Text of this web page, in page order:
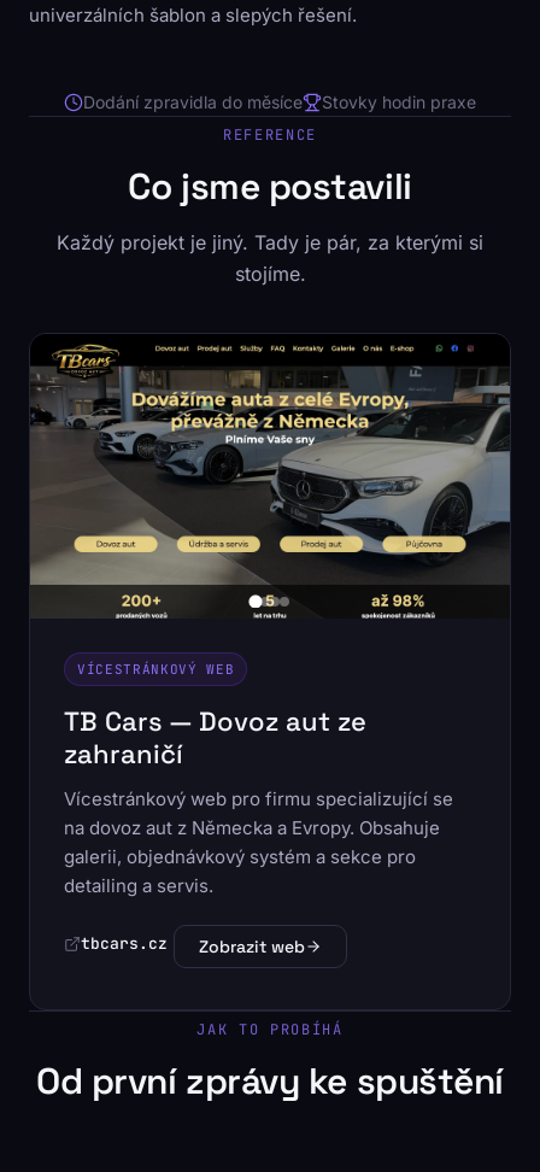
univerzálních šablon a slepých řešení.
Dodání zpravidla do měsíce Stovky hodin praxe
REFERENCE
Co jsme postavili
Každý projekt je jiný. Tady je pár, za kterými si
stojíme.
VÍCESTRÁNKOVÝ WEB
TB Cars — Dovoz aut ze
zahraničí
Vícestránkový web pro firmu specializující se
na dovoz aut z Německa a Evropy. Obsahuje
galerii, objednávkový systém a sekce pro
detailing a servis.
tbcars.cz Zobrazit web
JAK TO PROBÍHÁ
Od první zprávy ke spuštění